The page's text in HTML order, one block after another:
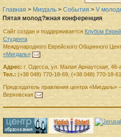
Главная > Мигдаль > События > V
Пятая молод?жная конференция
Сайт создан и поддерживается Клубом
Студента
Международного Еврейского Общинного
«Мигдаль»
.
Адрес: г. Одесса, ул. Малая Арнаутская, 46-
Тел.: (+38 048) 770-18-69, (+38 048) 770-18-61
Председатель правленияцентра «Мигдаль»
Верховская
.